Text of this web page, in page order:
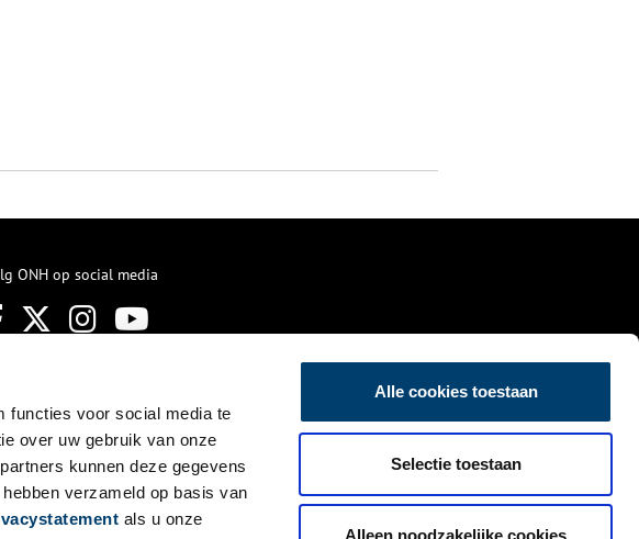
functies voor social media te
over uw gebruik van onze
kunnen deze gegevens
verzameld op basis van
als u onze
Alle cookies toestaan
Selectie toestaan
Alleen noodzakelijke cookies
ONH op social media